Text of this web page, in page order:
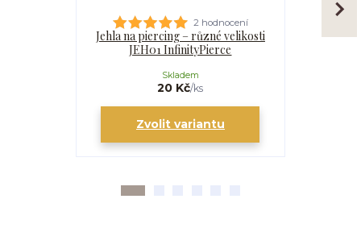
2 hodnocení
Jehla na piercing – různé velikosti
JEH01 InfinityPierce
20 Kč/ks
Skladem
Zvolit variantu